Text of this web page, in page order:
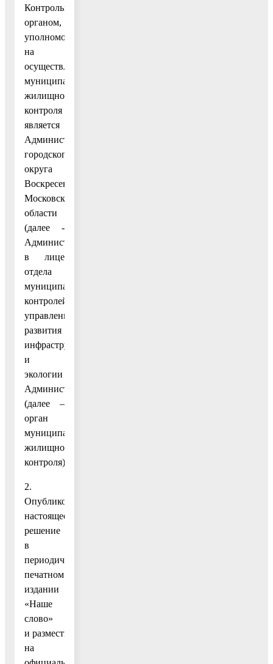
Контрольным
органом,
уполномоченным
на
осуществление
муниципального
жилищного
контроля
является
Администрация
городского
округа
Воскресенск
Московской
области
(далее -
Администрация)
в лице
отдела
муниципальных
контролей
управления
развития
инфраструктуры
и
экологии
Администрации
(далее –
орган
муниципального
жилищного
контроля).».
2.
Опубликовать
настоящее
решение
в
периодическом
печатном
издании
«Наше
слово»
и разместить
на